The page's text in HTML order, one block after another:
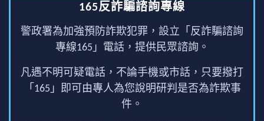
165反詐騙諮詢專線
警政署為加強預防詐欺犯罪，設立「反詐騙諮詢
專線165」電話，提供民眾諮詢。
凡遇不明可疑電話，不論手機或市話，只要撥打
「165」即可由專人為您說明研判是否為詐欺事
件。